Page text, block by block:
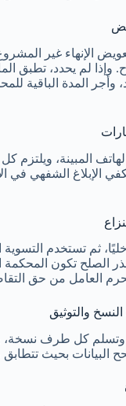
الإنهاء غير
المدة الباقية
المبينة،
الإبلاغ الشفهي في
ثم تستخدم التسوية
الصلح تكون
العامل من حق
والتوثيق
كل طرف نسخة،
بحيث تتطابق